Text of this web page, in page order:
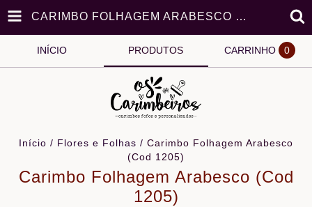
CARIMBO FOLHAGEM ARABESCO (COD 1205)
INÍCIO PRODUTOS CARRINHO 0
Início / Flores e Folhas / Carimbo Folhagem Arabesco
(Cod 1205)
Carimbo Folhagem Arabesco (Cod
1205)